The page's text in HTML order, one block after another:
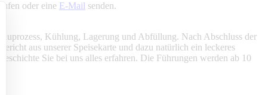
oder eine E-Mail senden.
Kühlung, Lagerung und Abfüllung. Nach Abschluss der
aus unserer Speisekarte und dazu natürlich ein leckeres
Sie bei uns alles erfahren. Die Führungen werden ab 10